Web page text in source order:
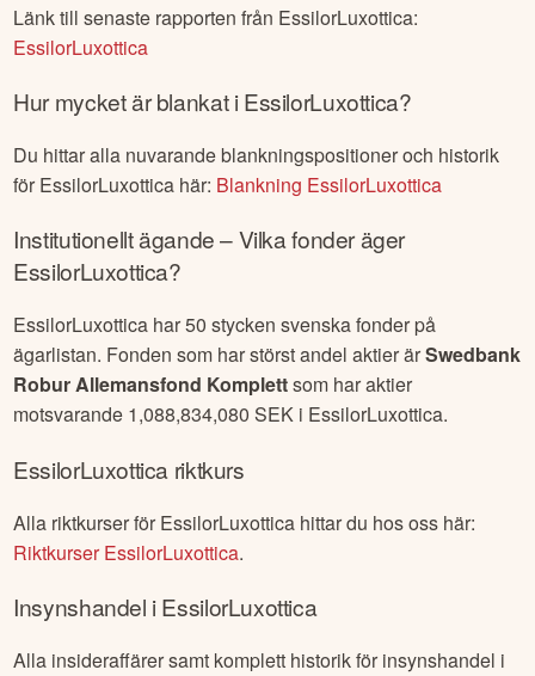
Länk till senaste rapporten från EssilorLuxottica:
EssilorLuxottica
Hur mycket är blankat iEssilorLuxottica?
Du hittar alla nuvarande blankningspositioner och historik
för EssilorLuxottica här: Blankning EssilorLuxottica
Institutionellt ägande – Vilka fonder äger
EssilorLuxottica?
EssilorLuxottica har50 stycken svenska fonder på
ägarlistan. Fonden som har störst andel aktier ärSwedbank
Robur Allemansfond Komplettsom har aktier
motsvarande 1,088,834,080 SEK i EssilorLuxottica.
EssilorLuxottica riktkurs
Alla riktkurser för EssilorLuxottica hittar du hos oss här:
RiktkurserEssilorLuxottica.
Insynshandel iEssilorLuxottica
Alla insideraffärer samt komplett historik för insynshandel i